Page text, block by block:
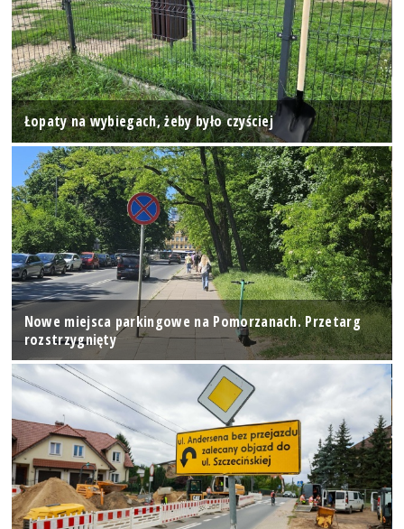
Łopaty na wybiegach, żeby było czyściej
Nowe miejsca parkingowe na Pomorzanach. Przetarg
rozstrzygnięty